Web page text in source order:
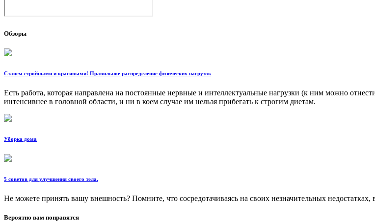
Обзоры
Станем стройными и красивыми! Правильное распределение физических нагрузок
Есть работа, которая направлена на постоянные нервные и интеллектуальные нагрузки (к ним можно
интенсивнее в головной области, и ни в коем случае им нельзя прибегать к строгим диетам.
Уборка дома
5 советов для улучшения своего тела.
Не можете принять вашу внешность? Помните, что сосредотачиваясь на своих незначительных
Вероятно вам понравятся